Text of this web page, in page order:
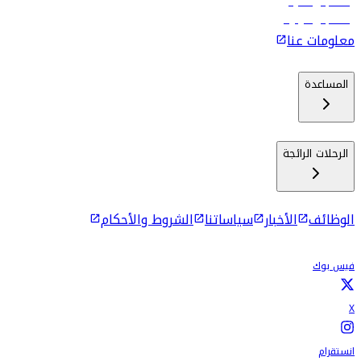
رحلات إلى كولومبو
معلومات عنا
المساعدة
الرحلات الرائجة
الوظائف الأخبار سياساتنا الشروط والأحكام
فيس بوك
X
انستقرام